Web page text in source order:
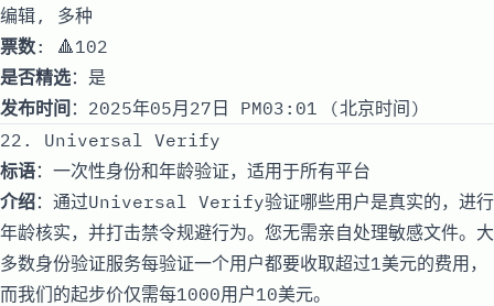
编辑, 多种
票数: 🔺102
是否精选：是
发布时间 ：2025年05月27日 PM03:01 (北京时间)
22. Universal Verify
标语：一次性身份和年龄验证，适用于所有平台
介绍：通过Universal Verify验证哪些用户是真实的，进行
年龄核实，并打击禁令规避行为。您无需亲自处理敏感文件。大
多数身份验证服务每验证一个用户都要收取超过1美元的费用，
而我们的起步价仅需每1000用户10美元。